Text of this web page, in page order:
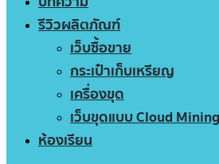
รีวิวผลิตภัณฑ์
เว็บซื้อขาย
กระเป๋าเก็บเหรียญ
เครื่องขุด
เว็บขุดแบบ Cloud Mining
ห้องเรียน